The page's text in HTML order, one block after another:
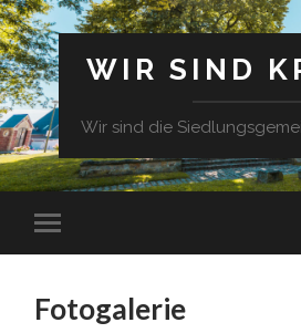
WIR SIND
Wir sind die
Fotogalerie